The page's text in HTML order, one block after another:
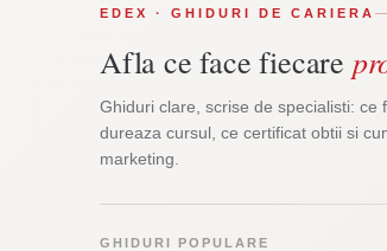
EDEX · GHIDURI DE CARIERA
Afla ce face fiecare
Ghiduri clare, scrise de specialisti:
dureaza cursul, ce certificat obtii si
marketing.
GHIDURI POPULARE